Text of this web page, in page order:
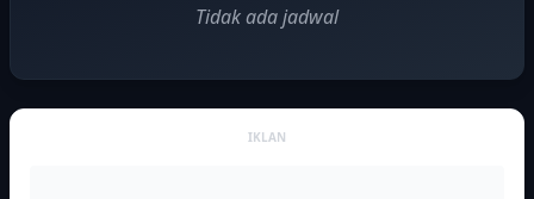
Tidak ada jadwal
IKLAN